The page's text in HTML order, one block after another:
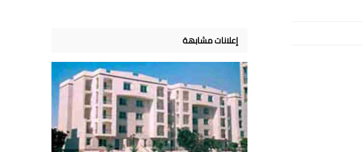
إعلانات مشابهة